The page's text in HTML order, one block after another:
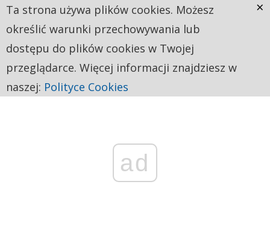
ad
Ta strona używa plików cookies. Możesz
określić warunki przechowywania lub
dostępu do plików cookies w Twojej
przeglądarce. Więcej informacji znajdziesz w
naszej: Polityce Cookies
×